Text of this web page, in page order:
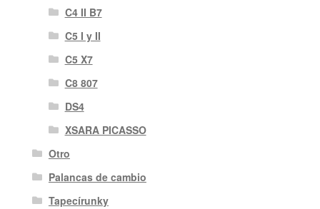
C4 II B7
C5 I y II
C5 X7
C8 807
DS4
XSARA PICASSO
Otro
Palancas de cambio
Tapecírunky